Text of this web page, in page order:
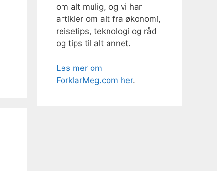
om alt mulig, og vi har
artikler om alt fra økonomi,
reisetips, teknologi og råd
og tips til alt annet.
Les mer om
ForklarMeg.com her.